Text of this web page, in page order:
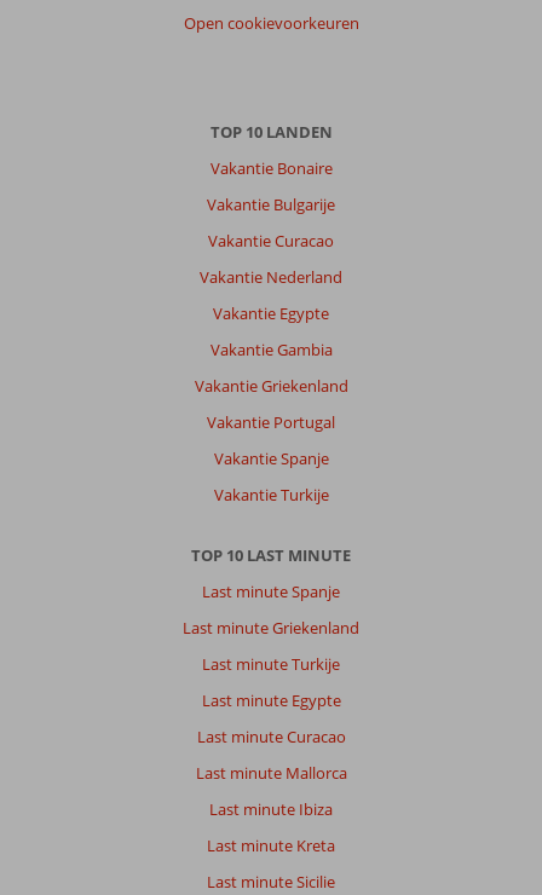
Open cookievoorkeuren
TOP 10 LANDEN
Vakantie Bonaire
Vakantie Bulgarije
Vakantie Curacao
Vakantie Nederland
Vakantie Egypte
Vakantie Gambia
Vakantie Griekenland
Vakantie Portugal
Vakantie Spanje
Vakantie Turkije
TOP 10 LAST MINUTE
Last minute Spanje
Last minute Griekenland
Last minute Turkije
Last minute Egypte
Last minute Curacao
Last minute Mallorca
Last minute Ibiza
Last minute Kreta
Last minute Sicilie